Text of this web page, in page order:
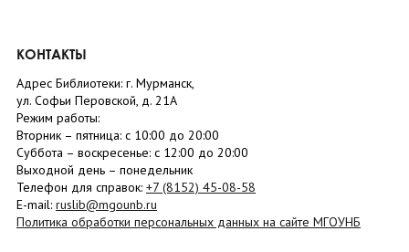
КОНТАКТЫ
Адрес Библиотеки: г. Мурманск,
ул. Софьи Перовской, д. 21А
Режим работы:
Вторник – пятница: с 10:00 до 20:00
Суббота – воскресенье: c 12:00 до 20:00
Выходной день – понедельник
Телефон для справок: +7 (8152) 45-08-58
E-mail: ruslib@mgounb.ru
Политика обработки персональных данных на сайте МГОУНБ